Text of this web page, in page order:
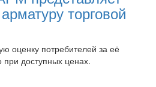
торговой
оценку потребителей за её
при доступных ценах.